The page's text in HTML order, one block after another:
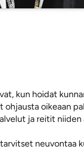
kun hoidat
oikeaan
ja reitit niiden
neuvontaa